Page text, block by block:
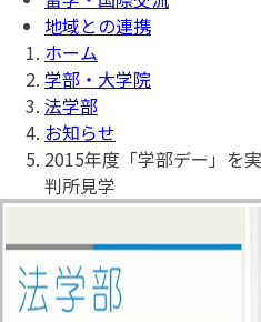
地域との連携
ホーム
学部・大学院
法学部
お知らせ
2015年度「学部デー」を
判所見学